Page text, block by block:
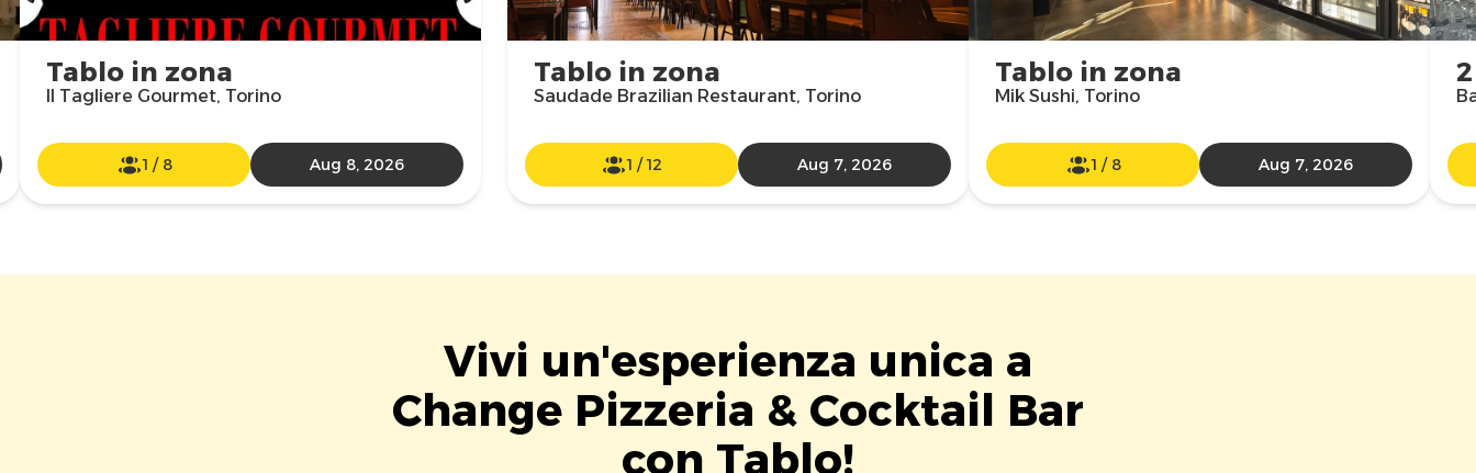
Tablo in zona
Saudade Brazilian Restaurant, Torino
1 /12 Aug 7, 2026
Tablo in zona
Mik Sushi, Torino
1 / 8 Aug 7, 2026
Tablo in zona
Il Tagliere Gourmet, Torino
1 / 8 Aug 8, 2026
Vivi un'esperienza unica a
Change Pizzeria & Cocktail Bar
con Tablo!